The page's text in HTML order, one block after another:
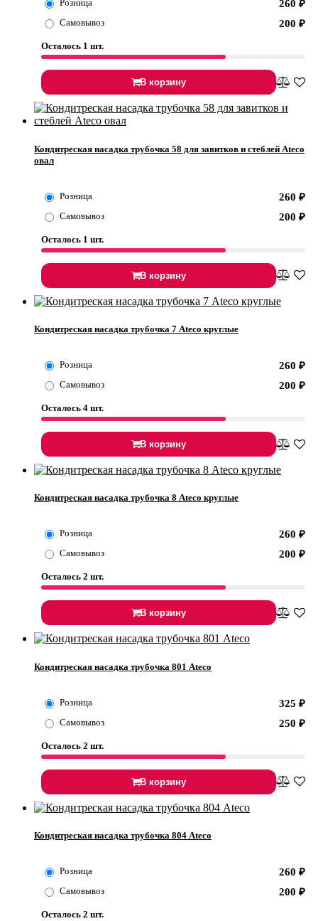
Розница 260 ₽
Самовывоз 200 ₽
Осталось 1 шт.
В корзину
Кондитреская насадка трубочка 58 для завитков и стеблей Ateco
овал
Розница 260 ₽
Самовывоз 200 ₽
Осталось 1 шт.
В корзину
Кондитреская насадка трубочка 7 Ateco круглые
Розница 260 ₽
Самовывоз 200 ₽
Осталось 4 шт.
В корзину
Кондитреская насадка трубочка 8 Ateco круглые
Розница 260 ₽
Самовывоз 200 ₽
Осталось 2 шт.
В корзину
Кондитреская насадка трубочка 801 Ateco
Розница 325 ₽
Самовывоз 250 ₽
Осталось 2 шт.
В корзину
Кондитреская насадка трубочка 804 Ateco
Розница 260 ₽
Самовывоз 200 ₽
Осталось 2 шт.